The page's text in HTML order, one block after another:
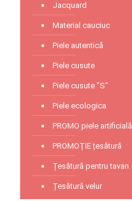
Jacquard
Material cauciuc
Piele autentică
Piele cusute
Piele cusute "S"
Piele ecologica
PROMO piele artificială
PROMOȚIE țesătură
Țesătură pentru tavan
Țesătură velur